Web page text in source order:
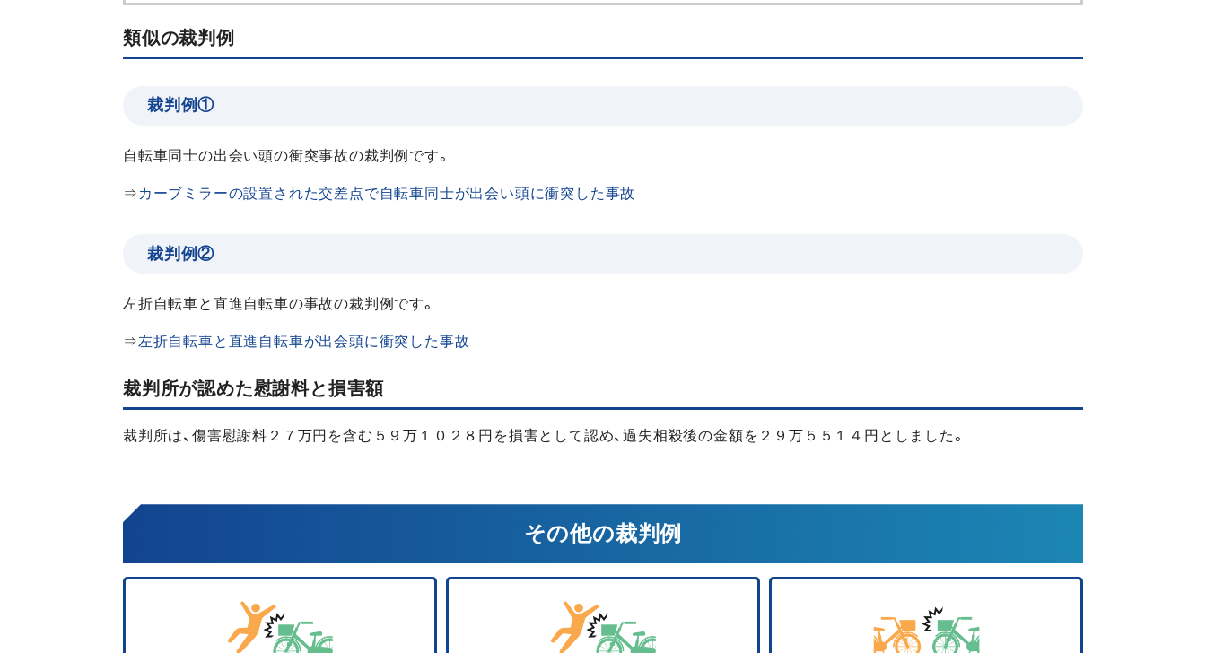
類似の裁判例
裁判例①
自転車同士の出会い頭の衝突事故の裁判例です。
⇒ カーブミラーの設置された交差点で自転車同士が出会い頭に衝突した事故
裁判例②
左折自転車と直進自転車の事故の裁判例です。
⇒左折自転車と直進自転車が出会頭に衝突した事故
裁判所が認めた慰謝料と損害額
裁判所は、傷害慰謝料２７万円を含む５９万１０２８円を損害として認め、過失相殺後の金額を２９万５５１４円としました。
その他の裁判例